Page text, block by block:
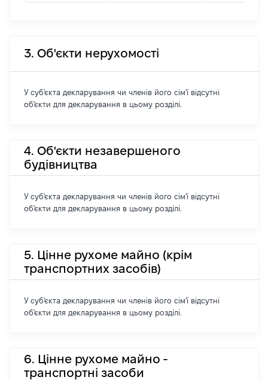
3. Об'єкти нерухомості
У суб'єкта декларування чи членів його сім'ї відсутні
об'єкти для декларування в цьому розділі.
4. Об'єкти незавершеного
будівництва
У суб'єкта декларування чи членів його сім'ї відсутні
об'єкти для декларування в цьому розділі.
5. Цінне рухоме майно (крім
транспортних засобів)
У суб'єкта декларування чи членів його сім'ї відсутні
об'єкти для декларування в цьому розділі.
6. Цінне рухоме майно -
транспортні засоби